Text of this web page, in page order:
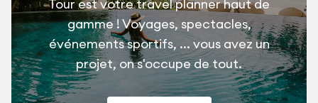
moins de 15kg et non dangereux) avec un supplément
de 30€ par séjour par animal.
Tour est votre travel planner haut de
gamme ! Voyages, spectacles,
événements sportifs, ... vous avez un
projet, on s'occupe de tout.